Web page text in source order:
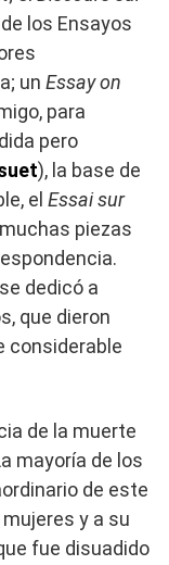
los Ensayos
un Essay on
para
pero
), la base de
el Essai sur
piezas
dedicó a
que dieron
considerable
de la muerte
mayoría de los
de este
y a su
fue disuadido